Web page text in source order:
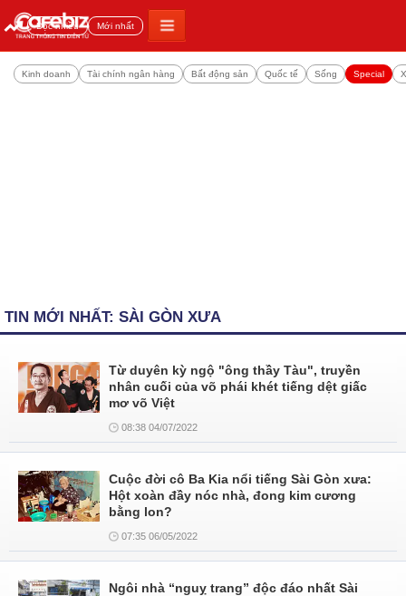
Đọc nhiều Mới nhất
Kinh doanh Tài chính ngân hàng Bất động sản Quốc tế Sống Special
TIN MỚI NHẤT: SÀI GÒN XƯA
Từ duyên kỳ ngộ "ông thầy Tàu", truyền
nhân cuối của võ phái khét tiếng dệt giấc
mơ võ Việt
08:38 04/07/2022
Cuộc đời cô Ba Kia nổi tiếng Sài Gòn xưa:
Hột xoàn đầy nóc nhà, đong kim cương
bằng lon?
07:35 06/05/2022
Ngôi nhà “nguỵ trang” độc đáo nhất Sài